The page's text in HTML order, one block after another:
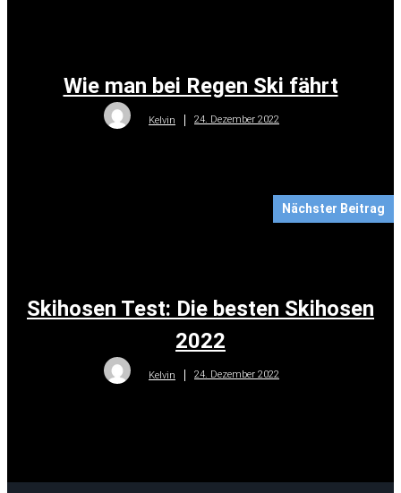
Wie man bei Regen Ski fährt
Kelvin 24. Dezember 2022
Nächster Beitrag
Skihosen Test: Die besten Skihosen
2022
Kelvin 24. Dezember 2022